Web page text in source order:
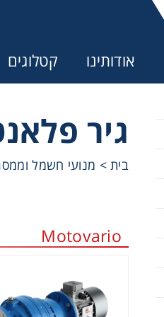
אודותינו קטלוגים
גיר
בית> מנועי חשמל
Motovario
מיסבים